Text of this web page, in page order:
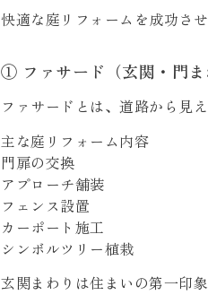
快適な庭リフォームを成功さ
① ファサード（玄関・門ま
ファサードとは、道路から見
主な庭リフォーム内容
門扉の交換
アプローチ舗装
フェンス設置
カーポート施工
シンボルツリー植栽
玄関まわりは住まいの第一印